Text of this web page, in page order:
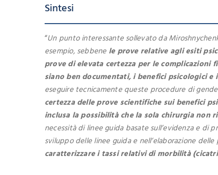
Sintesi
“Un punto interessante sollevato da
esempio, sebbene le prove relative agli esiti
prove di elevata certezza per le complicazioni
siano ben documentati, i benefici psicologici
eseguire tecnicamente queste procedure di
certezza delle prove scientifiche sui benefici
inclusa la possibilità che la sola chirurgia non
necessità di linee guida basate sull’evidenza e di
sviluppo delle linee guida e nell’elaborazione
caratterizzare i tassi relativi di morbilità